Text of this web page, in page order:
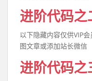
进阶代码之
以下隐藏内容仅供VIP
图文章或添加站长微信
进阶代码之